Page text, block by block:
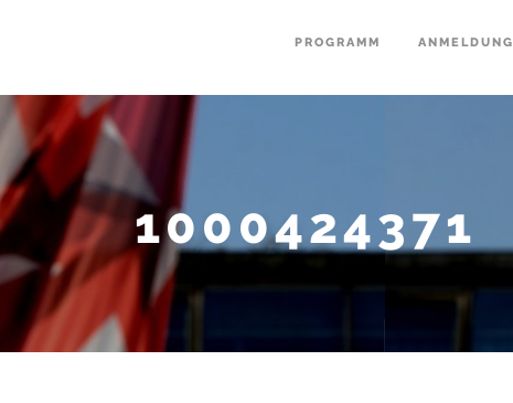
PROGRAMM ANMELDUNG
1000424371